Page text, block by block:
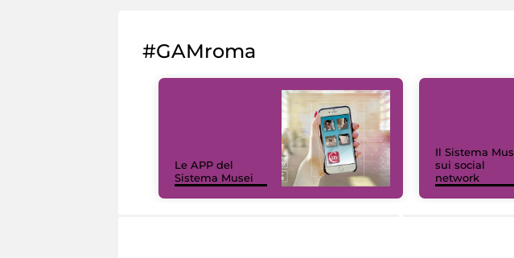
#GAMroma
Le APP del
Sistema Musei
Il Sistema
sui social
network